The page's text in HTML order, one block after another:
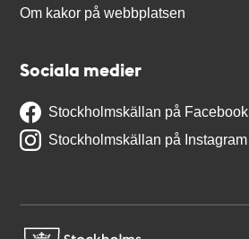
Om kakor på webbplatsen
Sociala medier
Stockholmskällan på Facebook
Stockholmskällan på Instagram